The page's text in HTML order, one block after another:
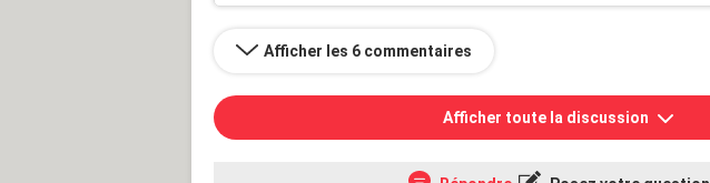
Afficher les 6 commentaires
Afficher toute la discussion